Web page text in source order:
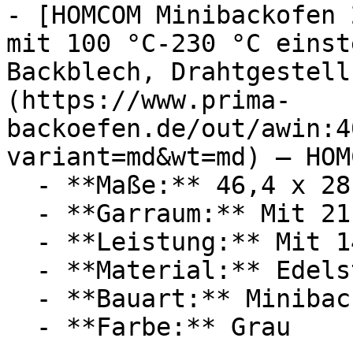
- [HOMCOM
mit 100 °C-230 °C
Backblech,
(https://www.prima-
backoefen.de/out/
variant=md&wt=md) —